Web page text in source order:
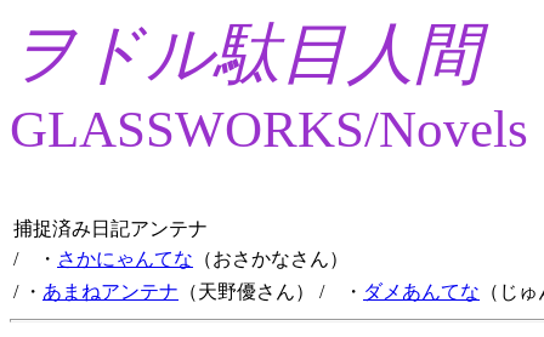
ヲドル駄目人間
GLASSWORKS/Novels
捕捉済み日記アンテナ
/ ・ さかにゃんてな （おさかなさん）
/ ・ あまねアンテナ （天野優さん） / ・ ダメあんてな （じ